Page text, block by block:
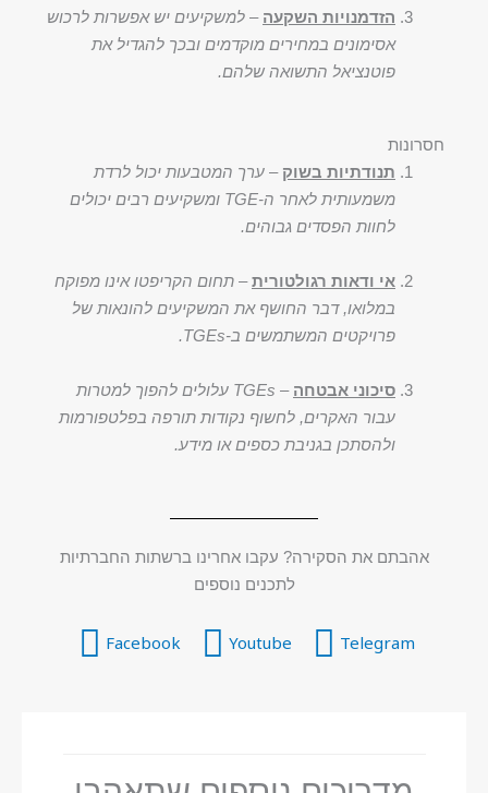
הזדמנויות השקעה – למשקיעים יש אפשרות לרכוש
אסימונים במחירים מוקדמים ובכך להגדיל את
פוטנציאל התשואה שלהם.
חסרונות
תנודתיות בשוק – ערך המטבעות יכול לרדת
משמעותית לאחר ה-TGE ומשקיעים רבים יכולים
לחוות הפסדים גבוהים.
אי ודאות רגולטורית– תחום הקריפטו אינו מפוקח
במלואו, דבר החושף את המשקיעים להונאות של
פרויקטים המשתמשים ב-TGEs.
סיכוני אבטחה –
TGEs עלולים להפוך למטרות
עבור האקרים, לחשוף נקודות תורפה בפלטפורמות
ולהסתכן בגניבת כספים או מידע.
אהבתם את הסקירה? עקבו אחרינו ברשתות החברתיות
לתכנים נוספים
Telegram
Youtube
Facebook